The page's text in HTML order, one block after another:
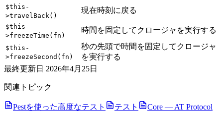
$this-
>travelBack()
現在時刻に戻る
$this-
>freezeTime(fn)
時間を固定してクロージャを実行する
$this-
>freezeSecond(fn)
秒の先頭で時間を固定してクロージャ
を実行する
最終更新日 2026年4月25日
関連トピック
Pestを使った高度なテスト テスト
Core — AT Protocol